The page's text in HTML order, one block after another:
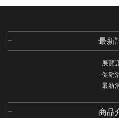
最新
展覽
促銷
最新
商品